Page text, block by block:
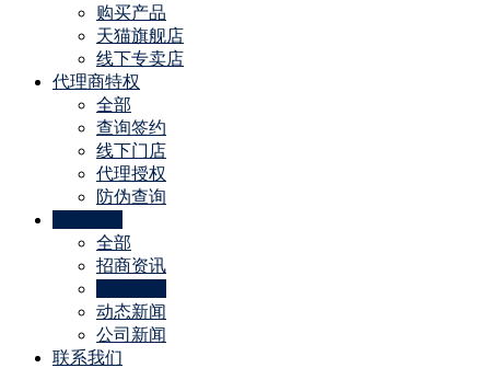
购买产品
天猫旗舰店
线下专卖店
代理商特权
全部
查询签约
线下门店
代理授权
防伪查询
全部
招商资讯
动态新闻
公司新闻
联系我们